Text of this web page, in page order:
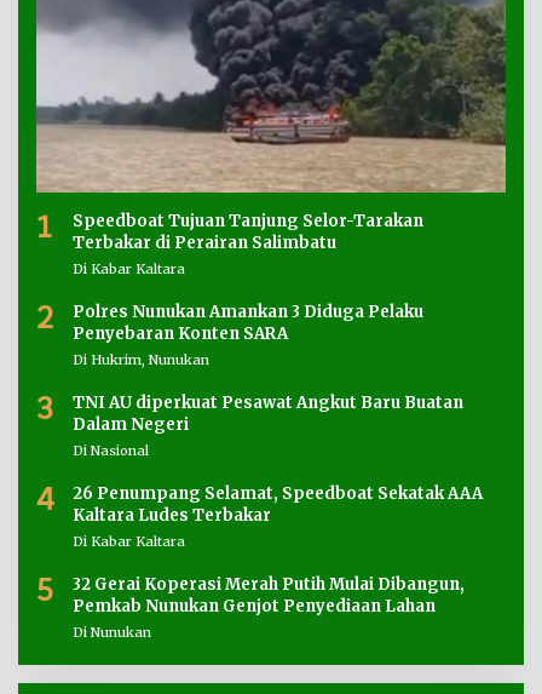
1
Speedboat Tujuan Tanjung Selor-Tarakan
Terbakar di Perairan Salimbatu
Di Kabar Kaltara
2
Polres Nunukan Amankan 3 Diduga Pelaku
Penyebaran Konten SARA
Di Hukrim, Nunukan
3
TNI AU diperkuat Pesawat Angkut Baru Buatan
Dalam Negeri
Di Nasional
4
26 Penumpang Selamat, Speedboat Sekatak AAA
Kaltara Ludes Terbakar
Di Kabar Kaltara
5
32 Gerai Koperasi Merah Putih Mulai Dibangun,
Pemkab Nunukan Genjot Penyediaan Lahan
Di Nunukan